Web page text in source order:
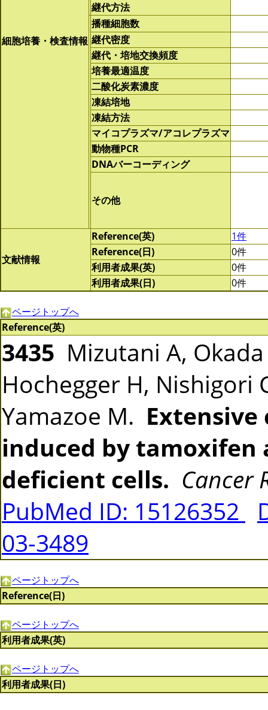
細胞培養・検査情報
継代方法
播種細胞数
継代密度
継代・培地交換頻度
培養最適温度
二酸化炭素濃度
凍結培地
凍結方法
マイコプラズマ/アコレプラズマ
動物種PCR
DNAバーコーディング
その他
文献情報
Reference(英)
1件
Reference(日)
0件
利用者成果(英)
0件
利用者成果(日)
0件
ページトップへ
Reference(英)
3435 Mizutani A,
Hochegger H, Nishigori
Yamazoe M.
induced by tamoxifen
deficient cells. Cancer
PubMed ID: 15126352
03-3489
ページトップへ
Reference(日)
ページトップへ
利用者成果(英)
ページトップへ
利用者成果(日)